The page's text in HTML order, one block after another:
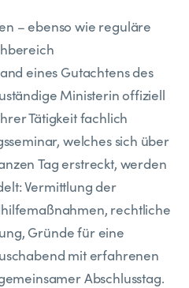
– ebenso wie reguläre
eines Gutachtens des
Ministerin offiziell
Tätigkeit fachlich
welches sich über
Tag erstreckt, werden
Vermittlung der
rechtliche
Gründe für eine
mit erfahrenen
Abschlusstag.